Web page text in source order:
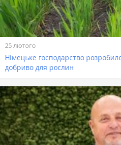
25 лютого
Німецьке господарство
добриво для рослин